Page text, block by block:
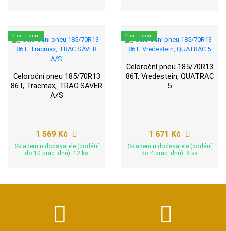
CELOROČNÍ
Celoroční pneu 185/70R13
86T, Tracmax, TRAC SAVER
A/S
1 569 Kč
Skladem u dodavatele (dodání
do 10 prac. dnů): 12 ks
CELOROČNÍ
Celoroční pneu 185/70R13
86T, Vredestein, QUATRAC
5
1 671 Kč
Skladem u dodavatele (dodání
do 4 prac. dnů): 8 ks